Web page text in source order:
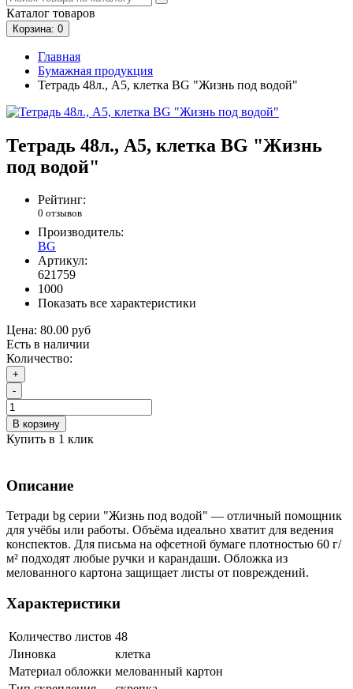
Каталог товаров
Корзина: 0
Главная
Бумажная продукция
Тетрадь 48л., А5, клетка BG "Жизнь под водой"
Тетрадь 48л., А5, клетка BG "Жизнь
под водой"
Рейтинг:
0 отзывов
Производитель:
BG
Артикул:
621759
1000
Показать все характеристики
Цена: 80.00 руб
Есть в наличии
Количество:
+
-
В корзину
Купить в 1 клик
Описание
Тетради bg серии "Жизнь под водой" — отличный помощник
для учёбы или работы. Объёма идеально хватит для ведения
конспектов. Для письма на офсетной бумаге плотностью 60 г/
м² подходят любые ручки и карандаши. Обложка из
мелованного картона защищает листы от повреждений.
Характеристики
Количество листов 48
Линовка
клетка
Материал обложки мелованный картон